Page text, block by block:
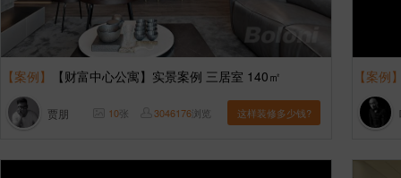
【案例】 【财富中心公寓】实景案例 三居室 140㎡
贾朋 10张 3046176浏览 这样装修多少钱?
【案例